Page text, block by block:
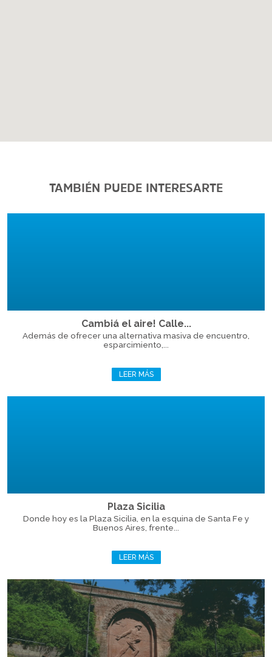
TAMBIÉN PUEDE INTERESARTE
Cambiá el aire! Calle...
Además de ofrecer una alternativa masiva de encuentro,
esparcimiento,...
LEER MÁS
Plaza Sicilia
Donde hoy es la Plaza Sicilia, en la esquina de Santa Fe y
Buenos Aires, frente...
LEER MÁS